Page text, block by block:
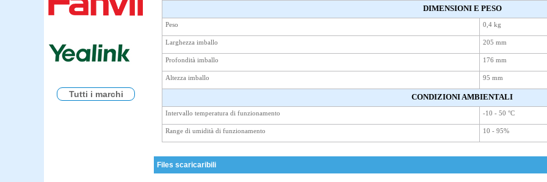
Tutti i marchi
DIMENSIONI E PESO
Peso 0,4 kg
Larghezza imballo 205 mm
Profondità imballo 176 mm
Altezza imballo 95 mm
CONDIZIONI AMBIENTALI
Intervallo temperatura di funzionamento -10 - 50 °C
Range di umidità di funzionamento 10 - 95%
Files scaricaribili